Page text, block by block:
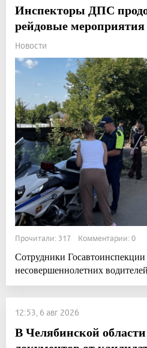
Инспекторы ДПС
рейдовые мероприятия
Новости
Прочитали: 317 Комментарии: 0
Сотрудники Госавтоинспекции
несовершеннолетних
12:53, 6 авг 2026
В Челябинской